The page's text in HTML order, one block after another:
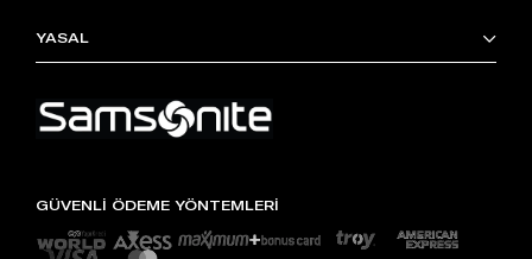
YASAL
GÜVENLİ ÖDEME YÖNTEMLERİ